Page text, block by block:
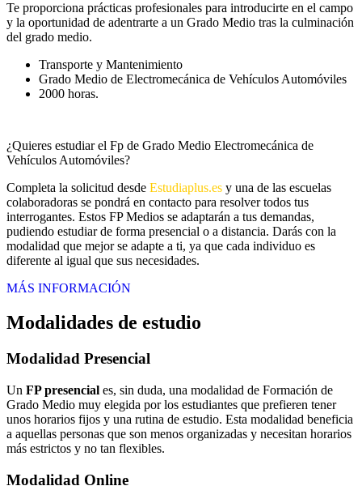
Te proporciona prácticas profesionales para introducirte en el campo
y la oportunidad de adentrarte a un Grado Medio tras la culminación
del grado medio.
Transporte y Mantenimiento
Grado Medio de Electromecánica de Vehículos Automóviles
2000 horas.
¿Quieres estudiar el Fp de Grado Medio Electromecánica de
Vehículos Automóviles?
Completa la solicitud desde Estudiaplus.es y una de las escuelas
colaboradoras se pondrá en contacto para resolver todos tus
interrogantes. Estos FP Medios se adaptarán a tus demandas,
pudiendo estudiar de forma presencial o a distancia. Darás con la
modalidad que mejor se adapte a ti, ya que cada individuo es
diferente al igual que sus necesidades.
MÁS INFORMACIÓN
Modalidades de estudio
Modalidad Presencial
Un FP presencial es, sin duda, una modalidad de Formación de
Grado Medio muy elegida por los estudiantes que prefieren tener
unos horarios fijos y una rutina de estudio. Esta modalidad beneficia
a aquellas personas que son menos organizadas y necesitan horarios
más estrictos y no tan flexibles.
Modalidad Online